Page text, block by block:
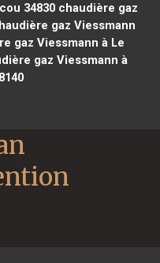
34830chaudière gaz
gaz Viessmann
gaz Viessmann à Le
gaz Viessmann à